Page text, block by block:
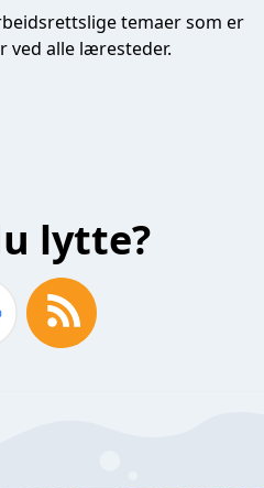
temaer som er
ved alle læresteder.
lytte?